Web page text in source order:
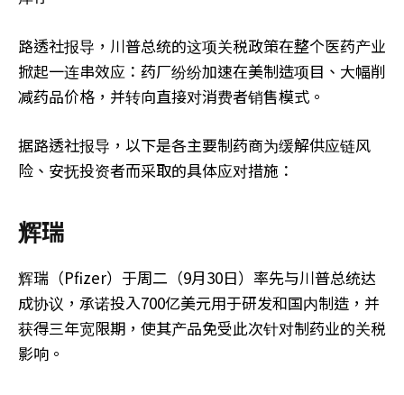
路透社报导，川普总统的这项关税政策在整个医药产业
掀起一连串效应：药厂纷纷加速在美制造项目、大幅削
减药品价格，并转向直接对消费者销售模式。
据路透社报导，以下是各主要制药商为缓解供应链风
险、安抚投资者而采取的具体应对措施：
辉瑞
辉瑞（Pfizer）于周二（9月30日）率先与川普总统达
成协议，承诺投入700亿美元用于研发和国内制造，并
获得三年宽限期，使其产品免受此次针对制药业的关税
影响。